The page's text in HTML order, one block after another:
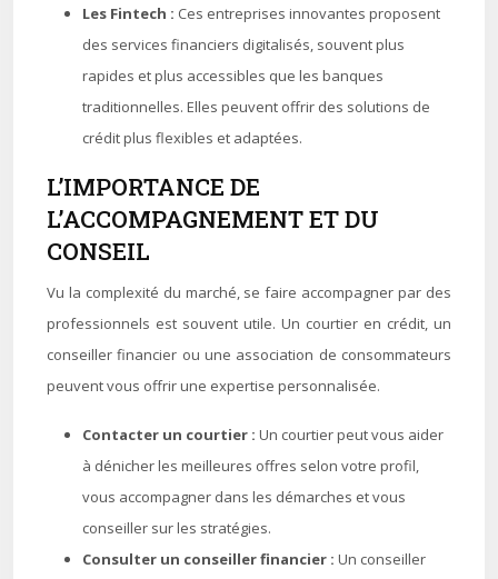
Les Fintech : Ces entreprises innovantes proposent
des services financiers digitalisés, souvent plus
rapides et plus accessibles que les banques
traditionnelles. Elles peuvent offrir des solutions de
crédit plus flexibles et adaptées.
L’IMPORTANCE DE
L’ACCOMPAGNEMENT ET DU
CONSEIL
Vu la complexité du marché, se faire accompagner par des
professionnels est souvent utile. Un courtier en crédit, un
conseiller financier ou une association de consommateurs
peuvent vous offrir une expertise personnalisée.
Contacter un courtier : Un courtier peut vous aider
à dénicher les meilleures offres selon votre profil,
vous accompagner dans les démarches et vous
conseiller sur les stratégies.
Consulter un conseiller financier : Un conseiller